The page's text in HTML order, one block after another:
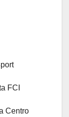
FCI
Centro